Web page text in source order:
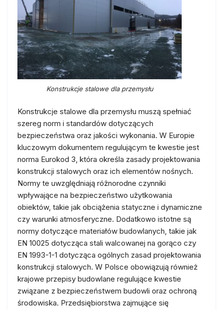
Konstrukcje stalowe dla przemysłu
Konstrukcje stalowe dla przemysłu muszą spełniać
szereg norm i standardów dotyczących
bezpieczeństwa oraz jakości wykonania. W Europie
kluczowym dokumentem regulującym te kwestie jest
norma Eurokod 3, która określa zasady projektowania
konstrukcji stalowych oraz ich elementów nośnych.
Normy te uwzględniają różnorodne czynniki
wpływające na bezpieczeństwo użytkowania
obiektów, takie jak obciążenia statyczne i dynamiczne
czy warunki atmosferyczne. Dodatkowo istotne są
normy dotyczące materiałów budowlanych, takie jak
EN 10025 dotycząca stali walcowanej na gorąco czy
EN 1993-1-1 dotycząca ogólnych zasad projektowania
konstrukcji stalowych. W Polsce obowiązują również
krajowe przepisy budowlane regulujące kwestie
związane z bezpieczeństwem budowli oraz ochroną
środowiska. Przedsiębiorstwa zajmujące się